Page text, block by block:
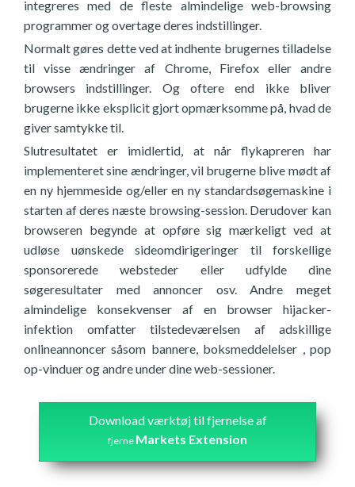
integreres med de fleste almindelige web-browsing
programmer og overtage deres indstillinger.
Normalt gøres dette ved at indhente brugernes tilladelse
til visse ændringer af Chrome, Firefox eller andre
browsers indstillinger. Og oftere end ikke bliver
brugerne ikke eksplicit gjort opmærksomme på, hvad de
giver samtykke til.
Slutresultatet er imidlertid, at når flykapreren har
implementeret sine ændringer, vil brugerne blive mødt af
en ny hjemmeside og/eller en ny standardsøgemaskine i
starten af deres næste browsing-session. Derudover kan
browseren begynde at opføre sig mærkeligt ved at
udløse uønskede sideomdirigeringer til forskellige
sponsorerede websteder eller udfylde dine
søgeresultater med annoncer osv. Andre meget
almindelige konsekvenser af en browser hijacker-
infektion omfatter tilstedeværelsen af adskillige
onlineannoncer såsom bannere, boksmeddelelser , pop
op-vinduer og andre under dine web-sessioner.
Download værktøj til fjernelse af
fjerne Markets Extension